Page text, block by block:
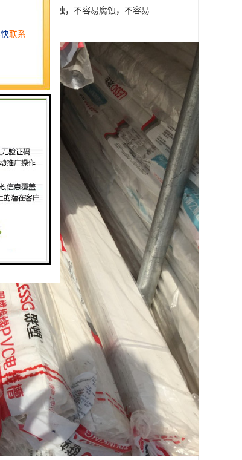
性、不容易锈蚀，不容易腐蚀，不容易